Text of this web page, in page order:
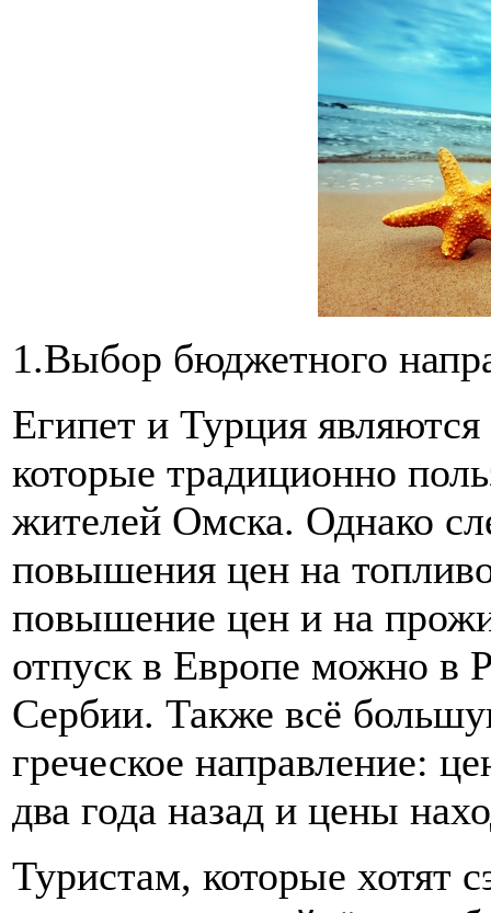
1.Выбор бюджетного
Египет и Турция
которые традиционно
жителей Омска. Однако
повышения цен на
повышение цен и на
отпуск в Европе можно в
Сербии. Также всё
греческое направление:
два года назад и цены
Туристам, которые хотят